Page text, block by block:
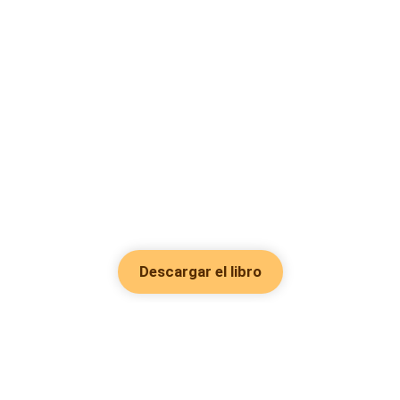
Descargar el libro